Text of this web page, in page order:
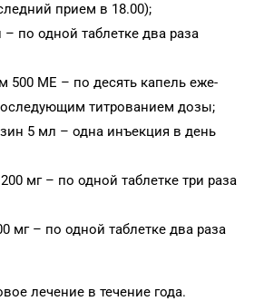
прием в 18.00);
по одной таблетке два раза
500 МЕ – по десять капель еже­
титрованием дозы;
5 мл – одна инъекция в день
мг – по одной таблетке три раза
мг – по одной таблетке два раза
лечение в течение года.